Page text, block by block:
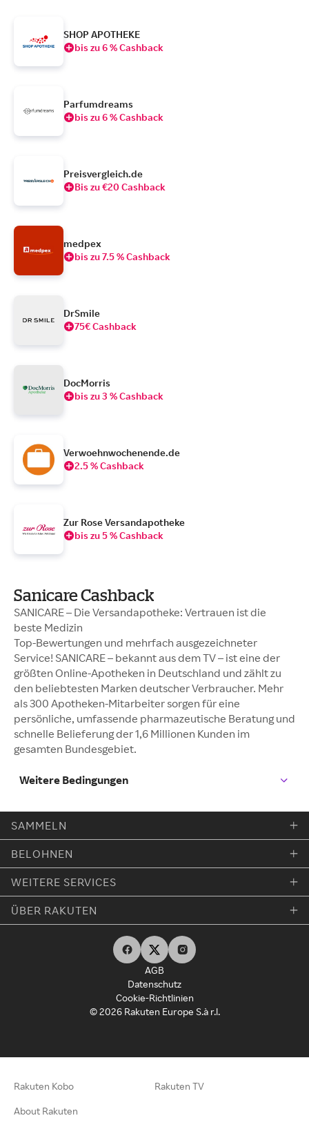
SHOP APOTHEKE
bis zu 6 % Cashback
Parfumdreams
bis zu 6 % Cashback
Preisvergleich.de
Bis zu €20 Cashback
medpex
bis zu 7.5 % Cashback
DrSmile
75€ Cashback
DocMorris
bis zu 3 % Cashback
Verwoehnwochenende.de
2.5 % Cashback
Zur Rose Versandapotheke
bis zu 5 % Cashback
Sanicare Cashback
SANICARE – Die Versandapotheke: Vertrauen ist die
beste Medizin
Top-Bewertungen und mehrfach ausgezeichneter
Service! SANICARE – bekannt aus dem TV – ist eine der
größten Online-Apotheken in Deutschland und zählt zu
den beliebtesten Marken deutscher Verbraucher. Mehr
als 300 Apotheken-Mitarbeiter sorgen für eine
persönliche, umfassende pharmazeutische Beratung und
schnelle Belieferung der 1,6 Millionen Kunden im
gesamten Bundesgebiet.
Weitere Bedingungen
SAMMELN
BELOHNEN
WEITERE SERVICES
ÜBER RAKUTEN
AGB
Datenschutz
Cookie-Richtlinien
© 2026 Rakuten Europe S.à r.l.
Rakuten Kobo Rakuten TV
About Rakuten